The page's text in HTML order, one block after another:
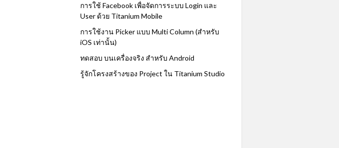
การใช้ Facebook เพื่อจัดการระบบ Login และ
User ด้วย Titanium Mobile
การใช้งาน Picker แบบ Multi Column (สำหรับ
iOS เท่านั้น)
ทดสอบ บนเครื่องจริง สำหรับ Android
รู้จักโครงสร้างของ Project ใน Titanium Studio